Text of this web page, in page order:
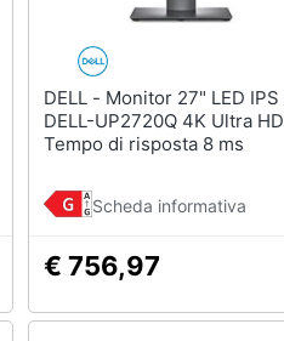
DELL - Monitor 27" LED IPS Flat
DELL-UP2720Q 4K Ultra HD
Tempo di risposta 8 ms
Scheda informativa
€ 756,97